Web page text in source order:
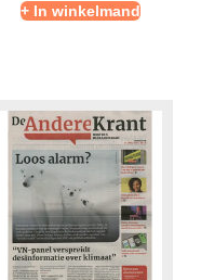
+ In winkelmand